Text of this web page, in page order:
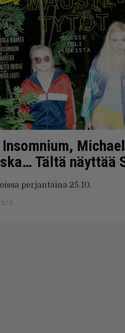
Tältä näyttää
perjantaina 25.10.